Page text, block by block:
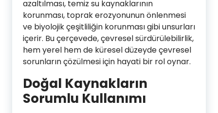
azaltılması, temiz su kaynaklarının
korunması, toprak erozyonunun önlenmesi
ve biyolojik çeşitliliğin korunması gibi unsurları
içerir. Bu çerçevede, çevresel sürdürülebilirlik,
hem yerel hem de küresel düzeyde çevresel
sorunların çözülmesi için hayati bir rol oynar.
Doğal Kaynakların
Sorumlu Kullanımı